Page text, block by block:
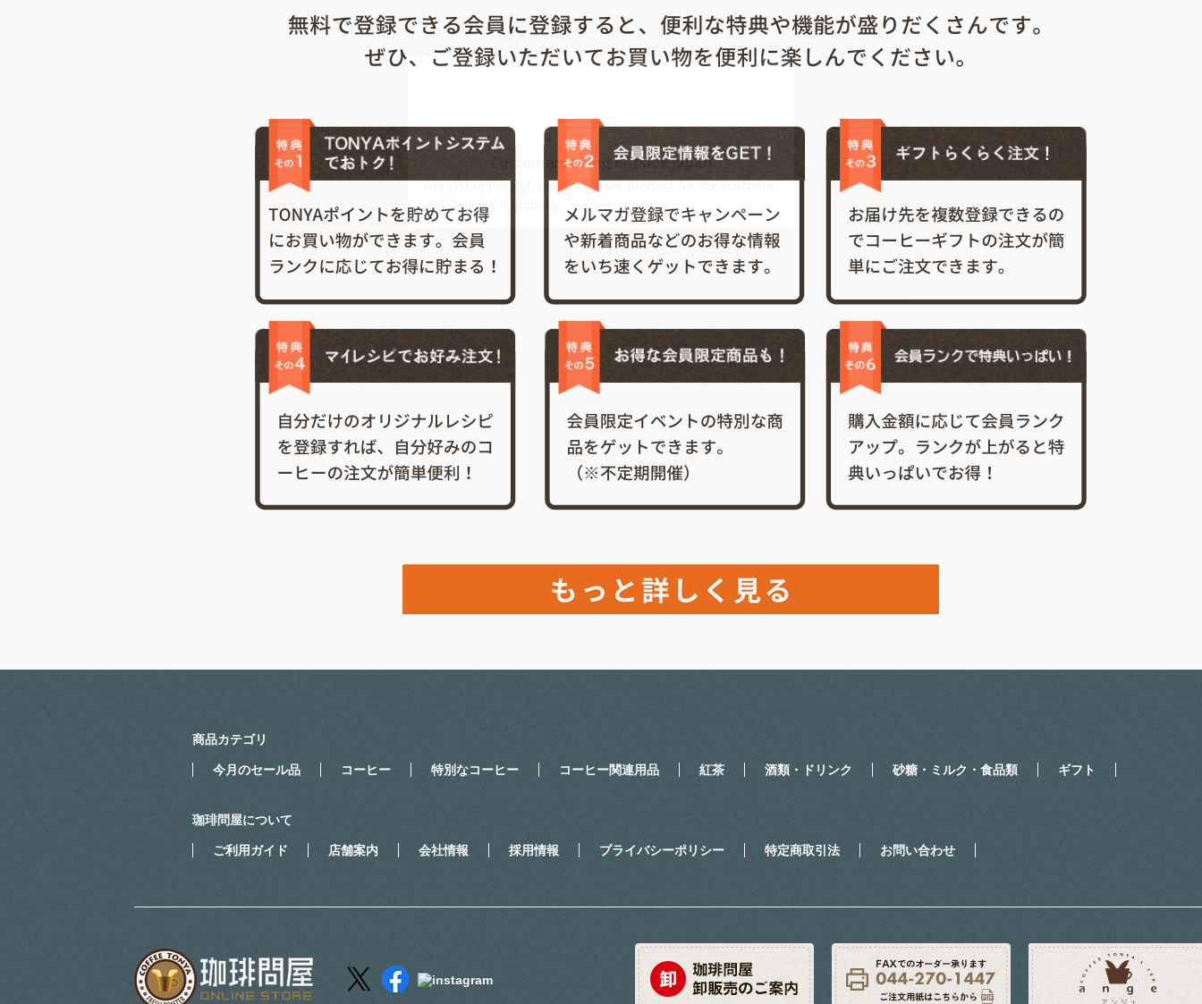
商品カテゴリ
今月のセール品 コーヒー 特別なコーヒー コーヒー関連用品 紅茶 酒類・ドリンク 砂糖・ミルク・食品類 ギフト
珈琲問屋について
ご利用ガイド 店舗案内 会社情報 採用情報 プライバシーポリシー 特定商取引法 お問い合わせ